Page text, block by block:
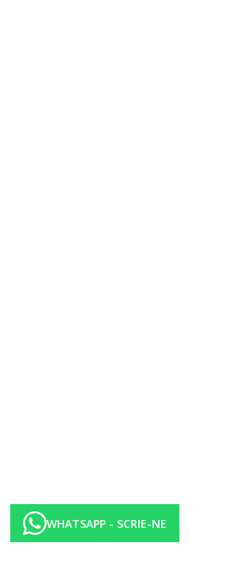
WHATSAPP - SCRIE-NE